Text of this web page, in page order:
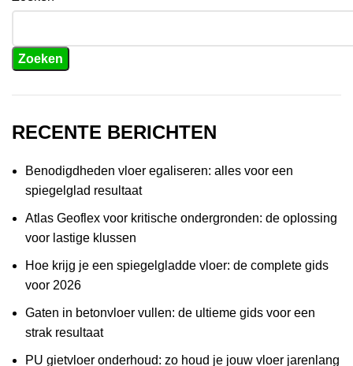
Zoeken
RECENTE BERICHTEN
Benodigdheden vloer egaliseren: alles voor een
spiegelglad resultaat
Atlas Geoflex voor kritische ondergronden: de oplossing
voor lastige klussen
Hoe krijg je een spiegelgladde vloer: de complete gids
voor 2026
Gaten in betonvloer vullen: de ultieme gids voor een
strak resultaat
PU gietvloer onderhoud: zo houd je jouw vloer jarenlang